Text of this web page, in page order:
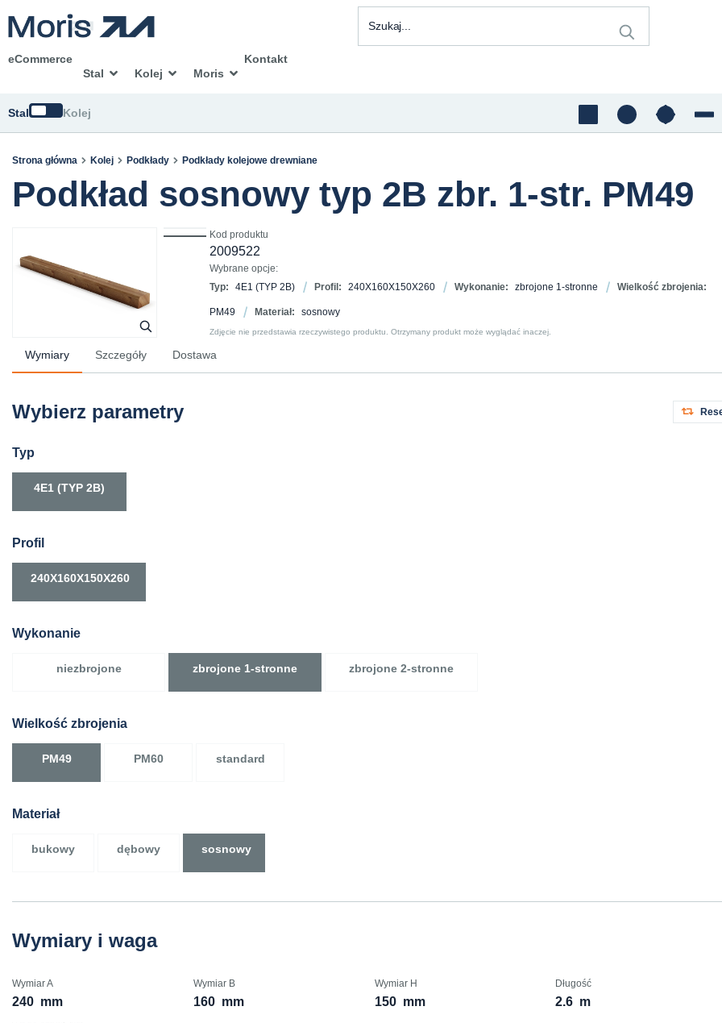
eCommerce
Stal
Kolej Moris
Kontakt
Stal ZmieńKolej
Strona główna Kolej Podkłady Podkłady kolejowe drewniane
Podkład sosnowy typ 2B zbr. 1-str. PM49
Kod produktu
2009522
Wybrane opcje:
Typ:
4E1 (TYP 2B) Profil: 240X160X150X260 Wykonanie: zbrojone 1-stronne Wielkość zbrojenia:
PM49 Materiał: sosnowy
Zdjęcie nie przedstawia rzeczywistego produktu. Otrzymany produkt może wyglądać inaczej.
Wymiary Szczegóły Dostawa
Wybierz parametry
Typ
4E1 (TYP 2B)
Profil
240X160X150X260
Wykonanie
niezbrojone zbrojone 1-stronne zbrojone 2-stronne
Wielkość zbrojenia
PM49 PM60 standard
Materiał
bukowy dębowy sosnowy
Wymiary i waga
Wymiar A
240 mm
Wymiar B
160 mm
Wymiar H
150 mm
Długość
2.6 m